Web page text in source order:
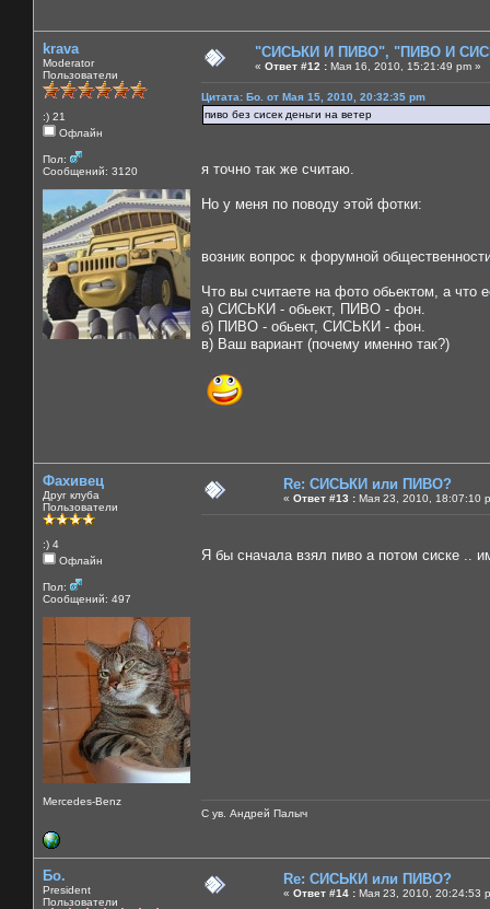
krava
Moderator
Пользователи
:) 21
Офлайн
Пол:
Сообщений: 3120
"СИСЬКИ И ПИВО", "ПИВО И
« Ответ #12 : Мая 16, 2010, 15:21:49 pm »
Цитата: Бо. от Мая 15, 2010, 20:32:35 pm
пиво без сисек деньги на ветер
я точно так же считаю.
Но у меня по поводу этой фотки:
возник вопрос к форумной
Что вы считаете на фото обьектом, а что
а) СИСЬКИ - обьект, ПИВО - фон.
б) ПИВО - обьект, СИСЬКИ - фон.
в) Ваш вариант (почему именно так?)
Фахивец
Друг клуба
Пользователи
:) 4
Офлайн
Пол:
Сообщений: 497
Mercedes-Benz
Re: СИСЬКИ или ПИВО?
« Ответ #13 : Мая 23, 2010, 18:07:10
Я бы сначала взял пиво а потом сиске ..
С ув. Андрей Палыч
Бо.
President
Пользователи
Re: СИСЬКИ или ПИВО?
« Ответ #14 : Мая 23, 2010, 20:24:53